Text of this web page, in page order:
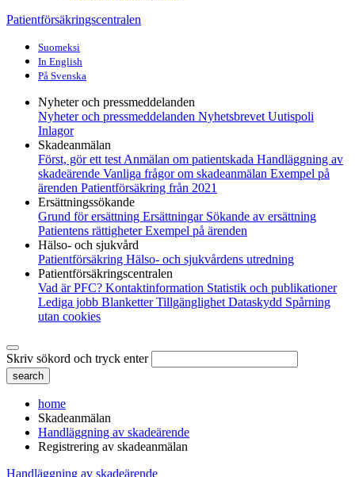
Patientförsäkringscentralen
Suomeksi
In English
På Svenska
Nyheter och pressmeddelanden
Nyheter och pressmeddelanden Nyhetsbrevet Uutispoli
Inlagor
Skadeanmälan
Först, gör ett test Anmälan om patientskada Handläggning av
skadeärende Vanliga frågor om skadeanmälan Exempel på
ärenden Patientförsäkring från 2021
Ersättningssökande
Grund för ersättning Ersättningar Sökande av ersättning
Patientens rättigheterExempel på ärenden
Hälso- och sjukvård
Patientförsäkring Hälso- och sjukvårdens utredning
Patientförsäkringscentralen
Vad är PFC? Kontaktinformation Statistik och publikationer
Lediga jobb BlanketterTillgänglighet Dataskydd Spårning
utan cookies
Skriv sökord och tryck enter
home
Skadeanmälan
Handläggning av skadeärende
Registrering av skadeanmälan
Handläggning av skadeärende